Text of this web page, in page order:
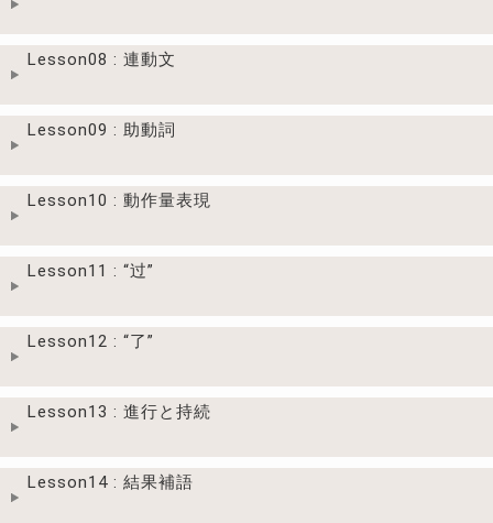
Lesson08 : 連動文
Lesson09 : 助動詞
Lesson10 : 動作量表現
Lesson11 : “过”
Lesson12 : “了”
Lesson13 : 進行と持続
Lesson14 : 結果補語